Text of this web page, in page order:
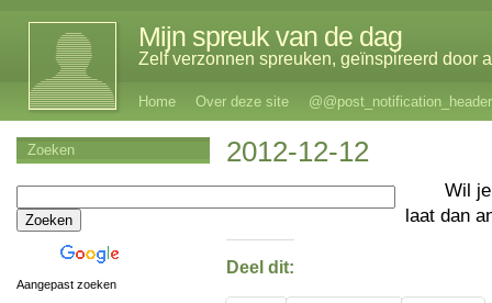
Mijn spreuk van de dag
Zelf verzonnen spreuken, geïnspireerd door
Home Over deze site @@post_notification_header
2012-12-12
Wil
laat dan
Deel dit:
Zoeken
Aangepast zoeken